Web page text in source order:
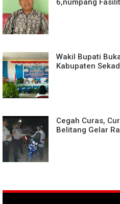
6,numpang
Wakil Bupati
Kabupaten
Cegah Curas,
Belitang Gelar